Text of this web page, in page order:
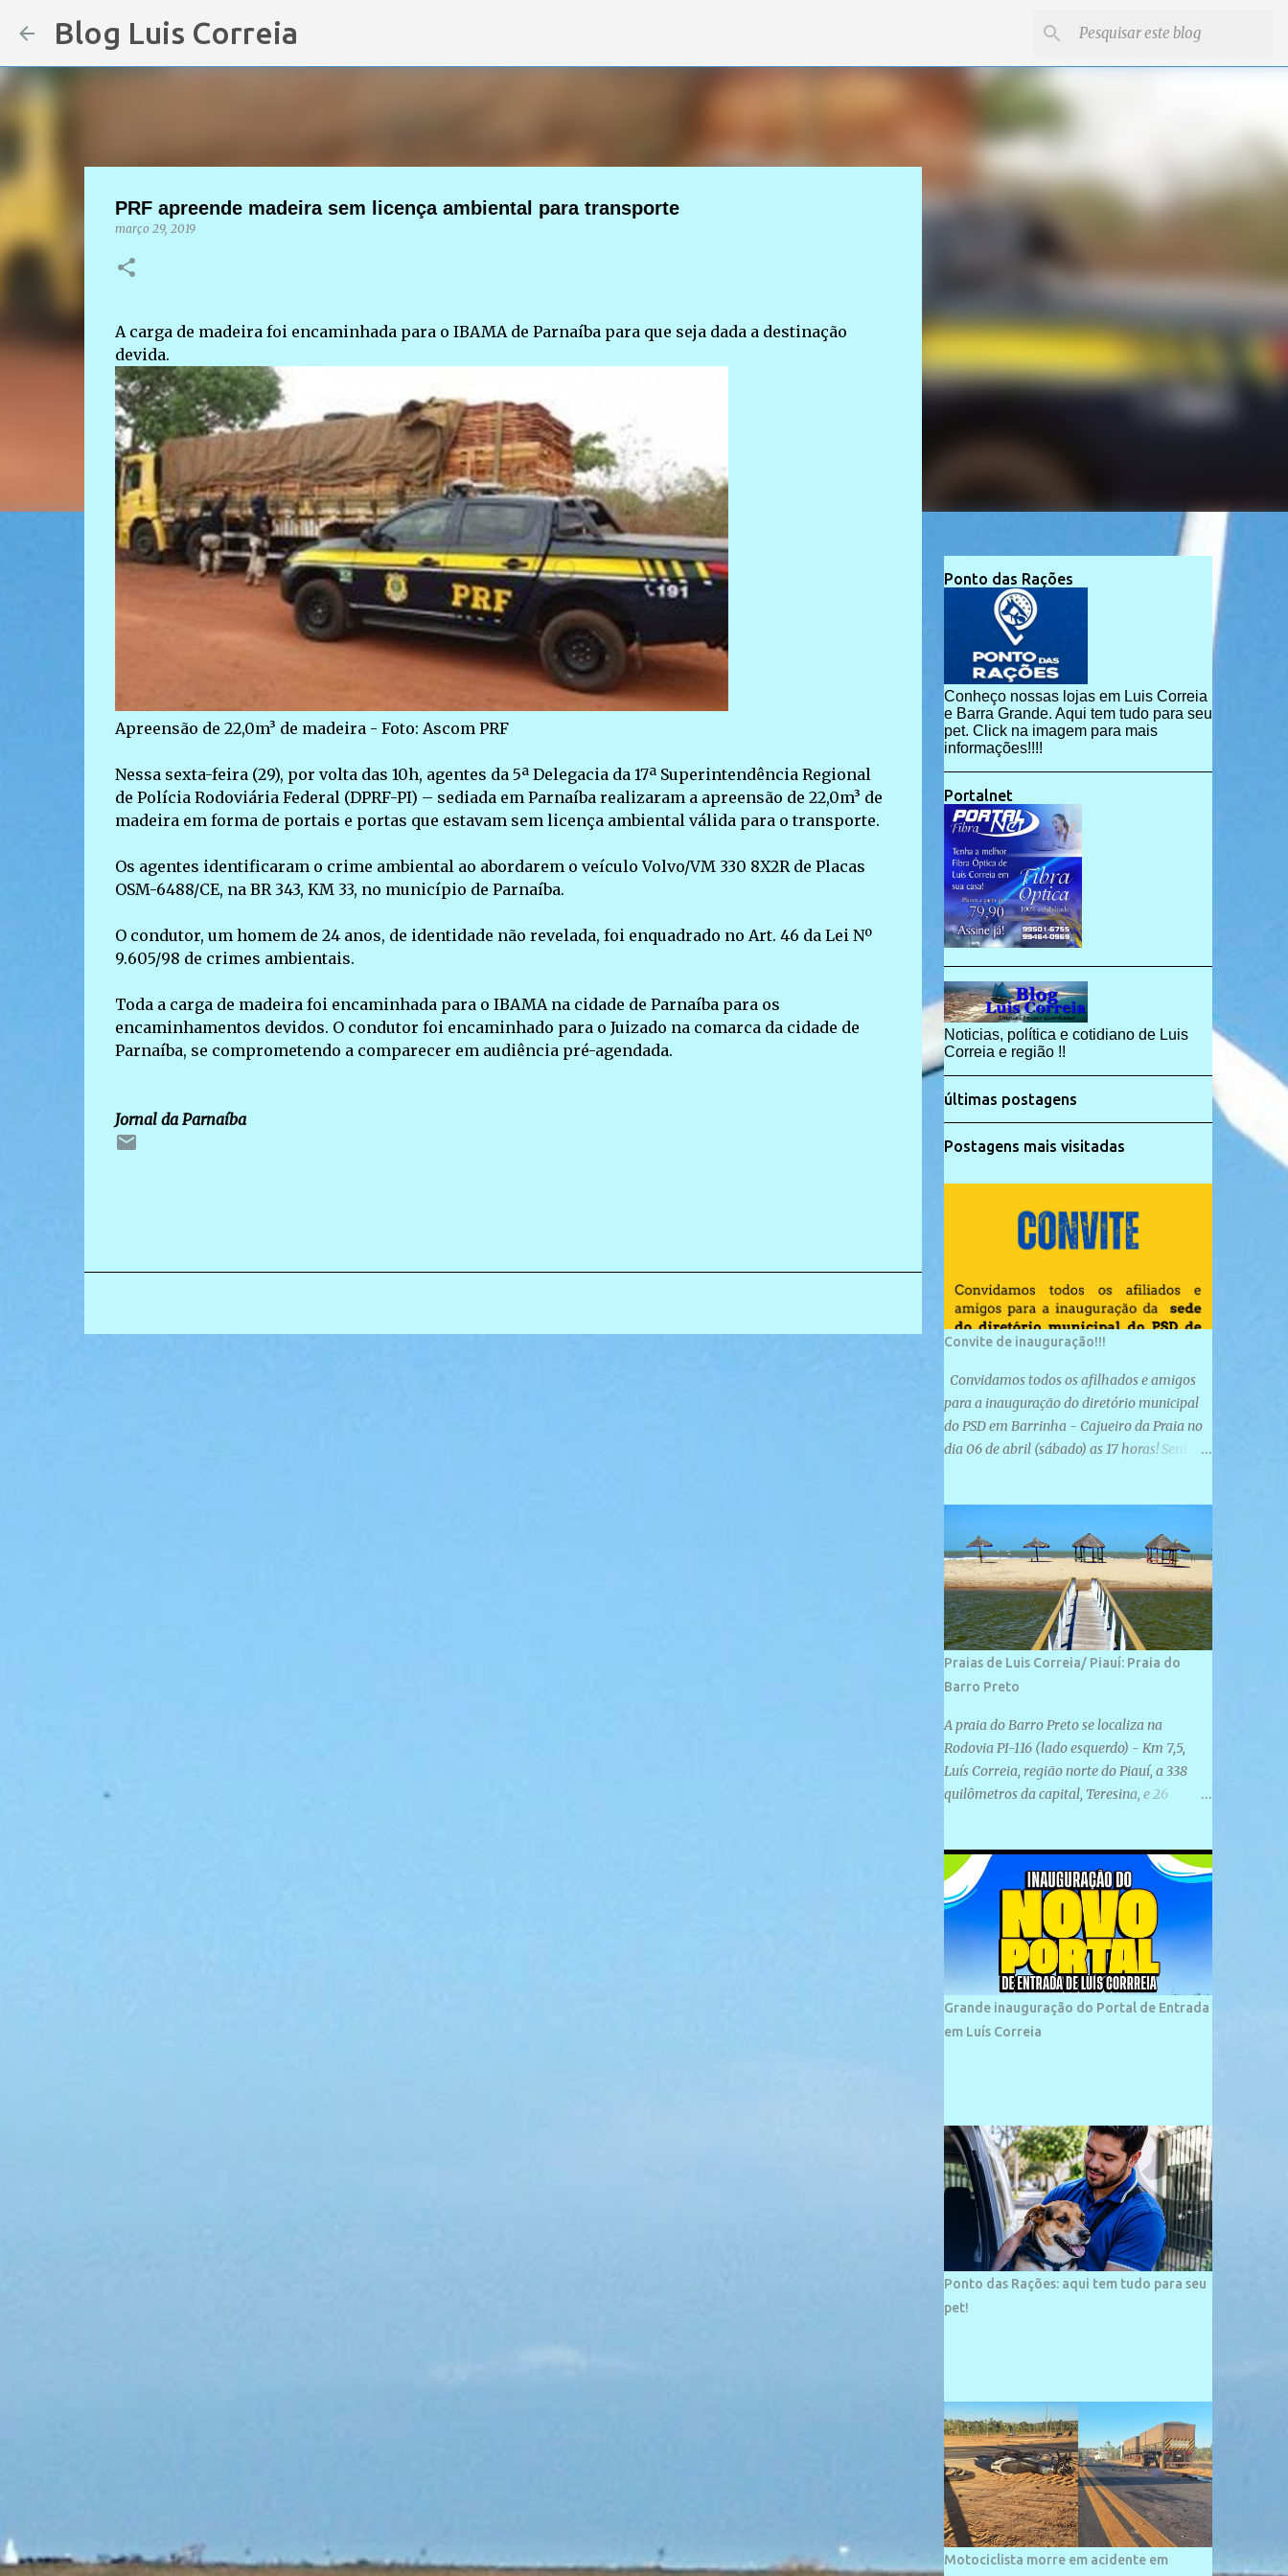
Blog Luis Correia
PRF apreende madeira sem licença ambiental para transporte
março 29, 2019
A carga de madeira foi encaminhada para o IBAMA de Parnaíba para que seja dada a destinação
devida.
Apreensão de 22,0m³ de madeira - Foto: Ascom PRF
Nessa sexta-feira (29), por volta das 10h, agentes da 5ª Delegacia da 17ª Superintendência Regional
de Polícia Rodoviária Federal (DPRF-PI) – sediada em Parnaíba realizaram a apreensão de 22,0m³ de
madeira em forma de portais e portas que estavam sem licença ambiental válida para o transporte.
Os agentes identificaram o crime ambiental ao abordarem o veículo Volvo/VM 330 8X2R de Placas
OSM-6488/CE, na BR 343, KM 33, no município de Parnaíba.
O condutor, um homem de 24 anos, de identidade não revelada, foi enquadrado no Art. 46 da Lei Nº
9.605/98 de crimes ambientais.
Toda a carga de madeira foi encaminhada para o IBAMA na cidade de Parnaíba para os
encaminhamentos devidos. O condutor foi encaminhado para o Juizado na comarca da cidade de
Parnaíba, se comprometendo a comparecer em audiência pré-agendada.
Jornal da Parnaíba
Ponto das Rações
Conheço nossas lojas em Luis Correia
e Barra Grande. Aqui tem tudo para seu
pet. Click na imagem para mais
informações!!!!
Portalnet
Noticias, política e cotidiano de Luis
Correia e região !!
últimas postagens
Postagens mais visitadas
Convite de inauguração!!!
Convidamos todos os afilhados e amigos
para a inauguração do diretório municipal
do PSD em Barrinha - Cajueiro da Praia no
dia 06 de abril (sábado) as 17 horas! Será
localizada na Rua São José, 98 Barrinha -
Cajueiro da Praia.
Praias de Luis Correia/ Piauí: Praia do
Barro Preto
A praia do Barro Preto se localiza na
Rodovia PI-116 (lado esquerdo) - Km 7,5,
Luís Correia, região norte do Piauí, a 338
quilômetros da capital, Teresina, e 26
plana e retilínea na maior parte de sua
extensão, chegando a mais ou menos a 1,5
km de paisagens exuberantes. Possui ondas
suaves devido ao extensivo molhe de pedras
que não chegam a 2 metros de altura, não
apresentando dunas em seu espaço
geográfico. Não se sabe ao certo porque a
praia leva esse nome, e muitas das suas
vizinhos. O bairro onde se localiza a praia é
palco de amplos investimentos e projetos
grandiosos como hotéis, pousadas e
residências de veraneio de grande porte. O
maior empreendimento fixado nessa área é
o SESC Praia, inaugurado em 12 de julho de
1996. Com arquitetura moderna,...
Grande inauguração do Portal de Entrada
em Luís Correia
Ponto das Rações: aqui tem tudo para seu
pet!
Motociclista morre em acidente em